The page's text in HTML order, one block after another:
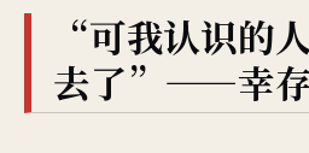
“可我认识的
去了”——幸存